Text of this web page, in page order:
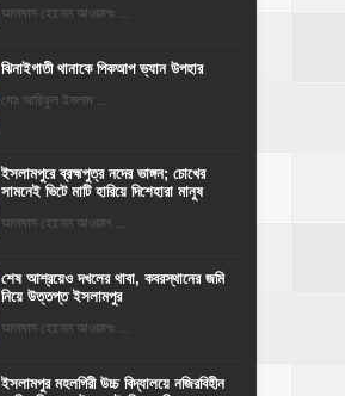
আলমাস হোসেন আওয়ালঃ ...
ঝিনাইগাতী থানাকে পিকআপ ভ্যান উপহার
মোঃ আরিফুল ইসলাম ...
ইসলামপুরে ব্রহ্মপুত্র নদের ভাঙ্গন; চোখের
সামনেই ভিটে মাটি হারিয়ে দিশেহারা মানুষ
আলমাস হোসেন আওয়াল ...
শেষ আশ্রয়েও দখলের থাবা, কবরস্থানের জমি
নিয়ে উত্তপ্ত ইসলামপুর
আলমাস হোসেন আওয়ালঃ ...
​ইসলামপুর মহলগিরী উচ্চ বিদ্যালয়ে নজিরবিহীন